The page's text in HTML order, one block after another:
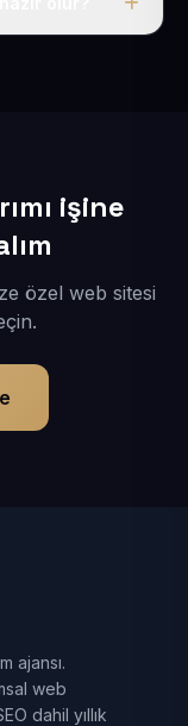
işine
özel web sitesi
ajansı.
web
dahil yıllık